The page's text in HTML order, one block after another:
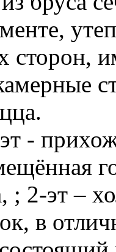
сторон,
-
; 2-эт –
в